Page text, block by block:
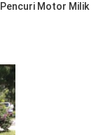
Motor Milik